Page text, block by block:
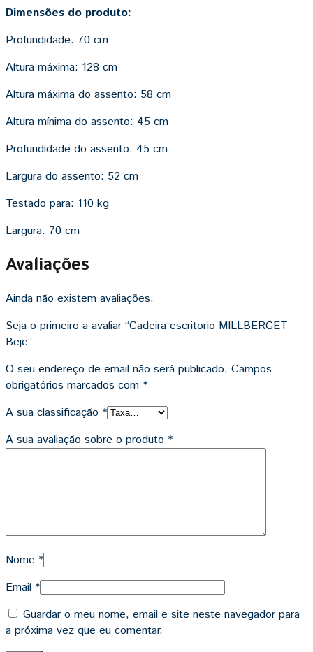
Dimensões do produto:
Profundidade: 70 cm
Altura máxima: 128 cm
Altura máxima do assento: 58 cm
Altura mínima do assento: 45 cm
Profundidade do assento: 45 cm
Largura do assento: 52 cm
Testado para: 110 kg
Largura: 70 cm
Avaliações
Ainda não existem avaliações.
Seja o primeiro a avaliar “Cadeira escritorio MILLBERGET
Beje”
O seu endereço de email não será publicado. Campos
obrigatórios marcados com *
A sua classificação *
A sua avaliação sobre o produto *
Nome *
Email *
Guardar o meu nome, email e site neste navegador para
a próxima vez que eu comentar.